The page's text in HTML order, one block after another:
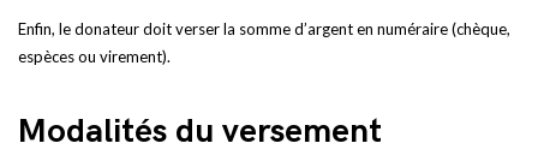
Enfin, le donateur doit verser la somme d’argent en numéraire (chèque,
espèces ou virement).
Modalités du versement